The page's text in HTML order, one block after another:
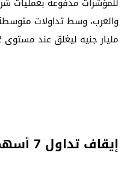
مليار جنيه ليغلق عند مستوى 627.762 مليار جنيه.
إيقاف تداول 7 أسهم